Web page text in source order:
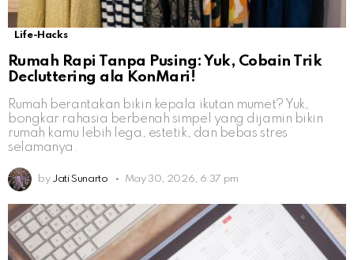
Life-Hacks
Rumah Rapi Tanpa Pusing: Yuk, Cobain Trik
Decluttering ala KonMari!
Rumah berantakan bikin kepala ikutan mumet? Yuk,
bongkar rahasia berbenah simpel yang dijamin bikin
rumah kamu lebih lega, estetik, dan bebas stres
selamanya.
by Jati Sunarto May 30, 2026, 6:37 pm